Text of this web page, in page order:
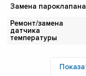
Замена пароклапана
Ремонт/замена
датчика
температуры